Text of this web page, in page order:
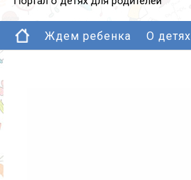
Ждем ребенка О детях